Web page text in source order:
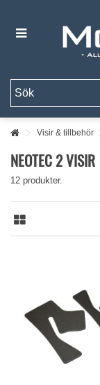
Visir & tillbehör
NEOTEC 2 VISIR
12 produkter.